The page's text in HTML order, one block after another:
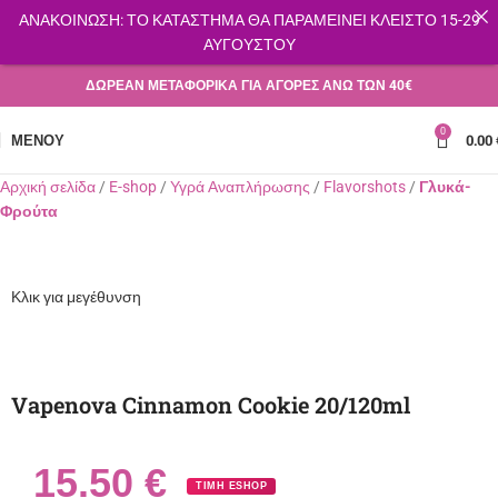
ΔΩΡΕΑΝ ΜΕΤΑΦΟΡΙΚΑ ΓΙΑ ΑΓΟΡΕΣ ΑΝΩ ΤΩΝ 40€
ΜΕΝΟΎ 0 0.00
Αρχική σελίδα E-shop Υγρά Αναπλήρωσης Flavorshots
Γλυκά-
Φρούτα
Κλικ για μεγέθυνση
Vapenova Cinnamon Cookie 20/120ml
15.50 € ΤΙΜΗ ESHOP
ΑΝΑΚΟΙΝΩΣΗ: ΤΟ ΚΑΤΑΣΤΗΜΑ ΘΑ ΠΑΡΑΜΕΙΝΕΙ ΚΛΕΙΣΤΟ 15-29
ΑΥΓΟΥΣΤΟΥ